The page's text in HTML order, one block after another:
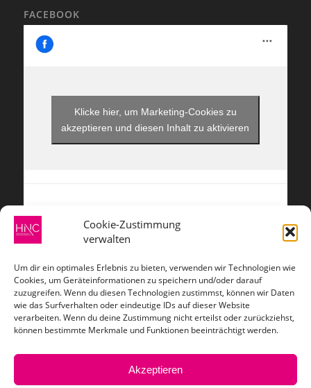
Cookie-Zustimmung
verwalten
Um dir ein optimales Erlebnis zu bieten, verwenden wir Technologien wie
Cookies, um Geräteinformationen zu speichern und/oder darauf
zuzugreifen. Wenn du diesen Technologien zustimmst, können wir Daten
wie das Surfverhalten oder eindeutige IDs auf dieser Website
verarbeiten. Wenn du deine Zustimmung nicht erteilst oder zurückziehst,
können bestimmte Merkmale und Funktionen beeinträchtigt werden.
Akzeptieren
FACEBOOK
Klicke hier, um Marketing-Cookies zu
akzeptieren und diesen Inhalt zu aktivieren
VERSANDARTEN